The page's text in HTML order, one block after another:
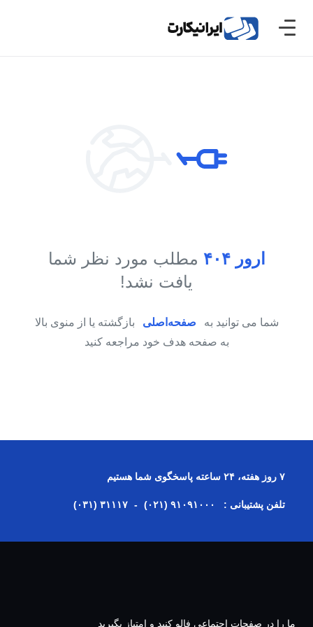
ارور ۴۰۴ مطلب مورد نظر شما یافت
نشد!
شما می توانید به صفحه‌اصلی
بازگشته یا از منوی بالا به
صفحه هدف خود مراجعه کنید
۷ روز هفته، ۲۴ ساعته پاسخگوی شما هستیم
تلفن پشتیبانی :
(۰۲۱) ۹۱۰۹۱۰۰۰- (۰۳۱) ۳۱۱۱۷